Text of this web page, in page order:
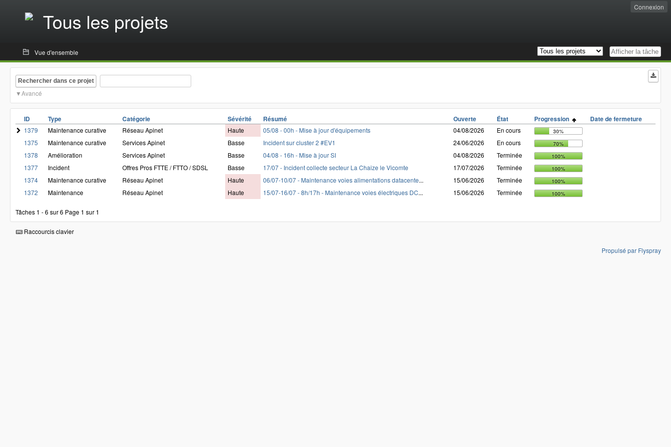
Tous les projets
Connexion
Vue d'ensemble
Rechercher dans ce projet
Avancé
ID Type Catégorie Sévérité Résumé Ouverte État Progression Date de fermeture
1379 Maintenance curative Réseau Apinet Haute 05/08 - 00h - Mise à jour d'équipements 04/08/2026 En cours 30%
1375 Maintenance curative Services Apinet Basse Incident sur cluster 2 #EV1 24/06/2026 En cours 70%
1378 Amélioration Services Apinet Basse 04/08 - 16h - Mise à jour SI 04/08/2026 Terminée 100%
1377 Incident Offres Pros FTTE / FTTO / SDSL Basse 17/07 - Incident collecte secteur La Chaize le Vicomte 17/07/2026 Terminée 100%
1374 Maintenance curative Réseau Apinet Haute 06/07-10/07 - Maintenance voies alimentations datacente... 15/06/2026 Terminée 100%
1372 Maintenance Réseau Apinet Haute 15/07-16/07 - 8h/17h - Maintenance voies électriques DC... 15/06/2026 Terminée 100%
Tâches 1 - 6 sur 6 Page 1 sur 1
Raccourcis clavier
Propulsé par Flyspray